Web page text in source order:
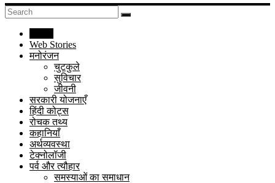
Web Stories
मनोरंजन
चुटकुले
सुविचार
जीवनी
सरकारी योजनाएँ
हिंदी कोट्स
रोचक तथ्य
कहानियाँ
अर्थव्यवस्था
टेक्नोलॉजी
पर्व और त्यौहार
समस्याओं का समाधान